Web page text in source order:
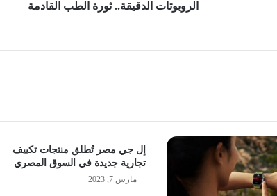
الروبوتات الدقيقة.. ثورة الطب القادمة
إل جي مصر تُطلق منتجات تكييف
تجارية جديدة في السوق المصري
مارس 7, 2023